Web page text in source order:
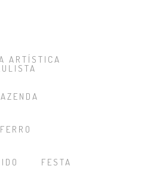
ARTÍSTICA
FERRO
FESTA